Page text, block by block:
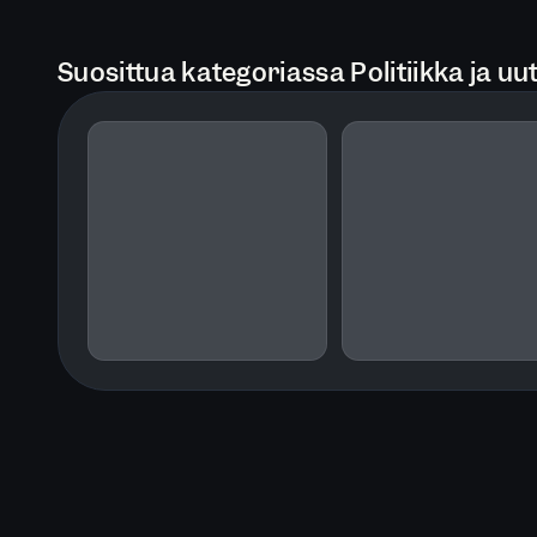
Suosittua kategoriassa Politiikka ja